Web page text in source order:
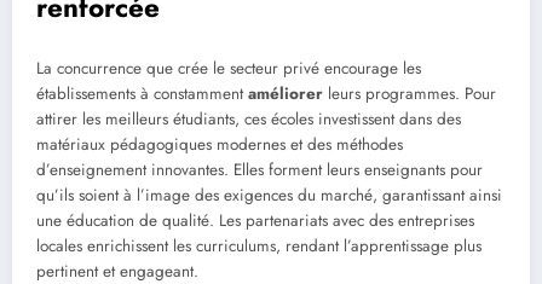
La concurrence que crée le secteur privé encourage les
établissements à constammentaméliorer leurs programmes. Pour
attirer les meilleurs étudiants, ces écoles investissent dans des
matériaux pédagogiques modernes et des méthodes
d’enseignement innovantes. Elles forment leurs enseignants pour
qu’ils soient à l’image des exigences du marché, garantissant ainsi
une éducation de qualité. Les partenariats avec des entreprises
locales enrichissent les curriculums, rendant l’apprentissage plus
pertinent et engageant.